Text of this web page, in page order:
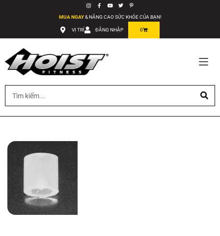
MUA NGAY& NÂNG CAO SỨC KHỎE CỦA BẠN!
VỊ TRÍ ĐĂNG NHẬP 0